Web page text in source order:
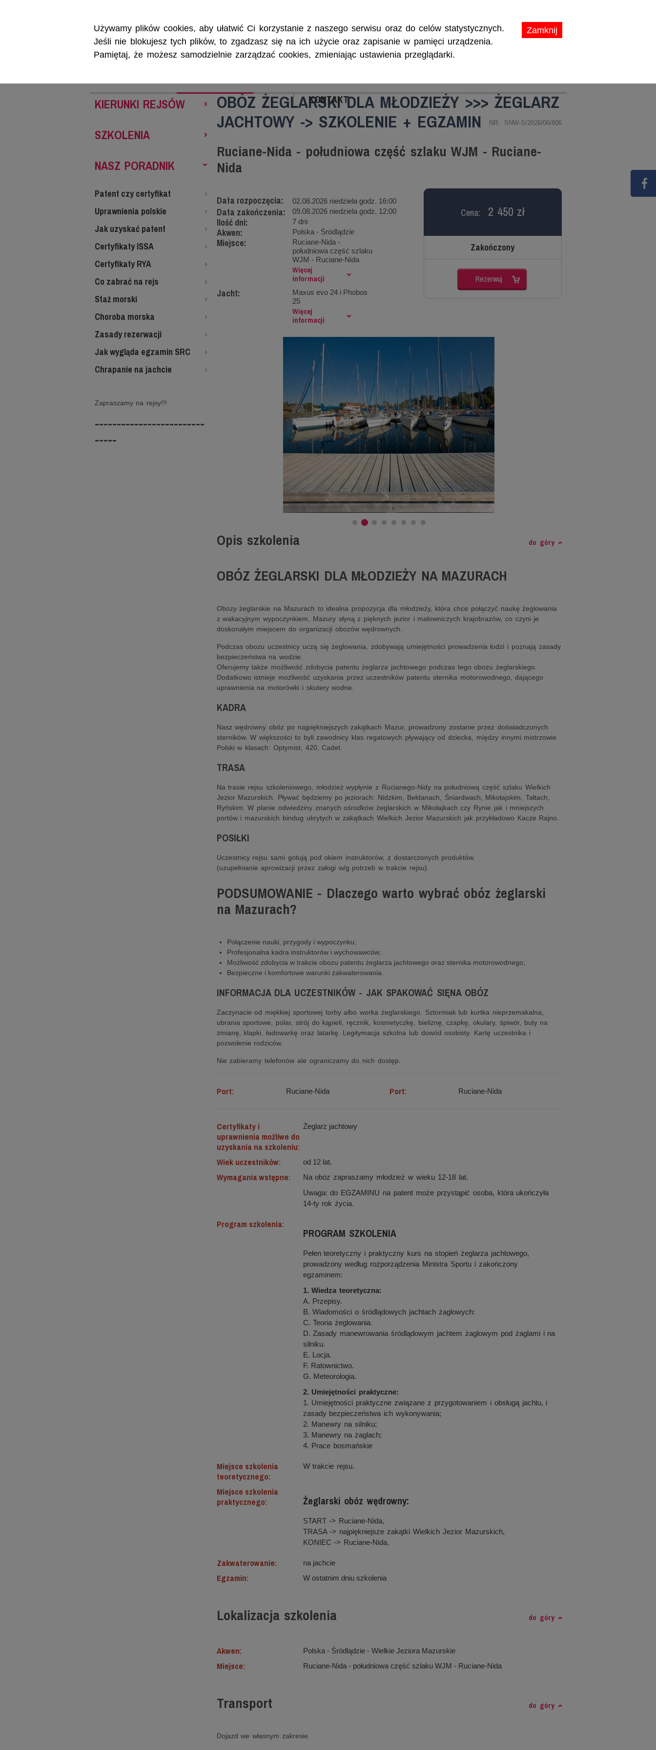
Zamknij
Używamy plików cookies, aby ułatwić Ci korzystanie z naszego serwisu oraz do celów statystycznych.
Jeśli nie blokujesz tych plików, to zgadzasz się na ich użycie oraz zapisanie w pamięci urządzenia.
Pamiętaj, że możesz samodzielnie zarządzać cookies, zmieniając ustawienia przeglądarki.
KONTAKT
Rejsy morskie i śródlądowe, szkolenia żeglarskie, patenty i certyfikaty.
OBÓZ ŻEGLARSKI DLA MŁODZIEŻY >>> ŻEGLARZ
JACHTOWY -> SZKOLENIE + EGZAMIN
NR: SNW-S/2026/06/806
Ruciane-Nida - południowa część szlaku WJM - Ruciane-
Nida
Data rozpoczęcia: 02.08.2026 niedziela godz. 16:00
Data zakończenia: 09.08.2026 niedziela godz. 12:00
Ilość dni: 7 dni
Akwen: Polska - Śródlądzie
Miejsce:
Ruciane-Nida -
południowa część szlaku
WJM - Ruciane-Nida
Więcej
informacji
Jacht:
Maxus evo 24 i Phobos
25
Więcej
informacji
Cena: 2 450 zł
Zakończony
Rezerwuj
Opis szkolenia do góry
OBÓZ ŻEGLARSKI DLA MŁODZIEŻY NA MAZURACH
Obozy żeglarskie na Mazurach to idealna propozycja dla młodzieży, która chce połączyć naukę żeglowania
z wakacyjnym wypoczynkiem. Mazury słyną z pięknych jezior i malowniczych krajobrazów, co czyni je
doskonałym miejscem do organizacji obozów wędrownych.
Podczas obozu uczestnicy uczą się żeglowania, zdobywają umiejętności prowadzenia łodzi i poznają zasady
bezpieczeństwa na wodzie.
Oferujemy także możliwość zdobycia patentu żeglarza jachtowego podczas tego obozu żeglarskiego.
Dodatkowo istnieje możliwość uzyskania przez uczestników patentu sternika motorowodnego, dającego
uprawnienia na motorówki i skutery wodne.
KADRA
Nasz wędrowny obóz po najpiękniejszych zakątkach Mazur, prowadzony zostanie przez doświadczonych
sterników. W większości to byli zawodnicy klas regatowych pływający od dziecka, między innymi mistrzowie
Polski w klasach: Optymist, 420, Cadet.
TRASA
Na trasie rejsu szkoleniowego, młodzież wypłynie z Rucianego-Nidy na południową część szlaku Wielkich
Jezior Mazurskich. Pływać będziemy po jeziorach: Nidzkim, Bełdanach, Śniardwach, Mikołajskim, Tałtach,
Ryńskim. W planie odwiedziny znanych ośrodków żeglarskich w Mikołajkach czy Rynie jak i mniejszych
portów i mazurskich bindug ukrytych w zakątkach Wielkich Jezior Mazurskich jak przykładowo Kacze Rajno.
POSIŁKI
Uczestnicy rejsu sami gotują pod okiem instruktorów, z dostarczonych produktów.
(uzupełnianie aprowizacji przez załogi w/g potrzeb w trakcie rejsu).
PODSUMOWANIE - Dlaczego warto wybrać obóz żeglarski
na Mazurach?
Połączenie nauki, przygody i wypoczynku;
Profesjonalna kadra instruktorów i wychowawców;
Możliwość zdobycia w trakcie obozu patentu żeglarza jachtowego oraz sternika motorowodnego;
Bezpieczne i komfortowe warunki zakwaterowania.
INFORMACJA DLA UCZESTNIKÓW - JAK SPAKOWAĆ SIĘNA OBÓZ
Zaczynacie od miękkiej sportowej torby albo worka żeglarskiego. Sztormiak lub kurtka nieprzemakalna,
ubrania sportowe, polar, strój do kąpieli, ręcznik, kosmetyczkę, bieliznę, czapkę, okulary, śpiwór, buty na
zmianę, klapki, ładowarkę oraz latarkę. Legitymacja szkolna lub dowód osobisty. Kartę uczestnika i
pozwolenie rodziców.
Nie zabieramy telefonów ale ograniczamy do nich dostęp.
Port: Ruciane-Nida Port: Ruciane-Nida
Certyfikaty i
uprawnienia możliwe do
uzyskania na szkoleniu:
Żeglarz jachtowy
Wiek uczestników: od 12 lat.
Wymagania wstępne:
Na obóz zapraszamy młodzież w wieku 12-18 lat.
Uwaga: do EGZAMINU na patent może przystąpić osoba, która ukończyła
14-ty rok życia.
Program szkolenia:
PROGRAM SZKOLENIA
Pełen teoretyczny i praktyczny kurs na stopień żeglarza jachtowego,
prowadzony według rozporządzenia Ministra Sportu i zakończony
egzaminem:
1. Wiedza teoretyczna:
A. Przepisy.
B. Wiadomości o śródlądowych jachtach żaglowych:
C. Teoria żeglowania.
D. Zasady manewrowania śródlądowym jachtem żaglowym pod żaglami i na
silniku.
E. Locja.
F. Ratownictwo.
G. Meteorologia.
2. Umiejętności praktyczne:
1. Umiejętności praktyczne związane z przygotowaniem i obsługą jachtu, i
zasady bezpieczeństwa ich wykonywania;
2. Manewry na silniku;
3. Manewry na żaglach;
4. Prace bosmańskie
Miejsce szkolenia
teoretycznego:
W trakcie rejsu.
Miejsce szkolenia
praktycznego:
Żeglarski obóz wędrowny:
START -> Ruciane-Nida,
TRASA -> najpiękniejsze zakątki Wielkich Jezior Mazurskich,
KONIEC -> Ruciane-Nida.
Zakwaterowanie: na jachcie
Egzamin: W ostatnim dniu szkolenia
Lokalizacja szkolenia do góry
Akwen: Polska - Śródlądzie ‐ Wielkie Jeziora Mazurskie
Miejsce: Ruciane-Nida - południowa część szlaku WJM - Ruciane-Nida
Transport do góry
Dojazd we własnym zakresie.
KIERUNKI REJSÓW
SZKOLENIA
NASZ PORADNIK
Patent czy certyfikat
Uprawnienia polskie
Jak uzyskać patent
Certyfikaty ISSA
Certyfikaty RYA
Co zabrać na rejs
Staż morski
Choroba morska
Zasady rezerwacji
Jak wygląda egzamin SRC
Chrapanie na jachcie
Zapraszamy na rejsy!!!
-------------------------
-----